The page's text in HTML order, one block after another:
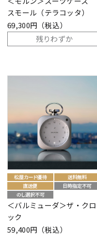
スモール（テラコッタ）
69,300円（税込）
残りわずか
＜バルミューダ＞ザ・クロ
ック
59,400円（税込）